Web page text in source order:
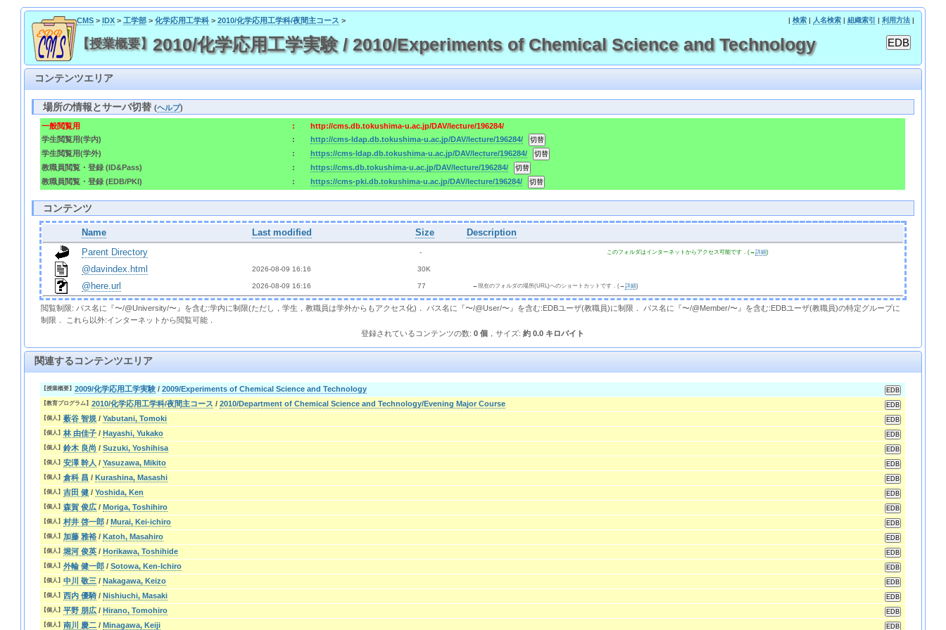
CMS> IDX> 工学部> 化学応用工学科> 2010/化学応用工学科/夜間主コース > | 検索| 人名検索| 組織索引 | 利用方法|
【授業概要】 2010/化学応用工学実験 / 2010/Experiments of Chemical Science and Technology
コンテンツエリア
場所の情報とサーバ切替(ヘルプ)
一般閲覧用 :
http://cms.db.tokushima-u.ac.jp/DAV/lecture/196284/
学生閲覧用(学内)
:
http://cms-ldap.db.tokushima-u.ac.jp/DAV/lecture/196284/
学生閲覧用(学外)
:
https://cms-ldap.db.tokushima-u.ac.jp/DAV/lecture/196284/
教職員閲覧・登録 (ID&Pass)
:
https://cms.db.tokushima-u.ac.jp/DAV/lecture/196284/
教職員閲覧・登録 (EDB/PKI)
: https://cms-pki.db.tokushima-u.ac.jp/DAV/lecture/196284/
コンテンツ
Name Last modified Size
Description
Parent Directory
  -
このフォルダはインターネットからアクセス可能です．(→詳細)
@davindex.html 2026-08-09 16:16 30K
@here.url 2026-08-09 16:16 77 ←現在のフォルダの場所(URL)へのショートカットです．(→詳細)
閲覧制限: パス名に『〜/@University/〜』を含む:学内に制限(ただし，学生，教職員は学外からもアクセス化)． パス名に『〜/@User/〜』を含む:EDBユーザ(教職員)に制限． パス名に『〜/@Member/〜』を含む:EDBユーザ(教職員)の特定グループに
制限． これら以外:インターネットから閲覧可能．
登録されているコンテンツの数:0 個 ，サイズ:約 0.0 キロバイト
関連するコンテンツエリア
【授業概要】2009/化学応用工学実験 /2009/Experiments of Chemical Science and Technology
【教育プログラム】2010/化学応用工学科/夜間主コース /2010/Department of Chemical Science and Technology/Evening Major Course
【個人】薮谷 智規 /Yabutani, Tomoki
【個人】林 由佳子 /Hayashi, Yukako
【個人】鈴木 良尚 /Suzuki, Yoshihisa
【個人】安澤 幹人 /Yasuzawa, Mikito
【個人】倉科 昌 /Kurashina, Masashi
【個人】吉田 健 /Yoshida, Ken
【個人】森賀 俊広 /Moriga, Toshihiro
【個人】村井 啓一郎 /Murai, Kei-ichiro
【個人】加藤 雅裕 /Katoh, Masahiro
【個人】堀河 俊英 /Horikawa, Toshihide
【個人】外輪 健一郎 /Sotowa, Ken-Ichiro
【個人】中川 敬三 /Nakagawa, Keizo
【個人】西内 優騎/Nishiuchi, Masaki
【個人】平野 朋広 /Hirano, Tomohiro
【個人】南川 慶二 /Minagawa, Keiji